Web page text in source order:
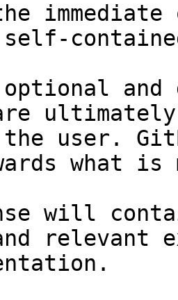
and
user.
what
will
relevant